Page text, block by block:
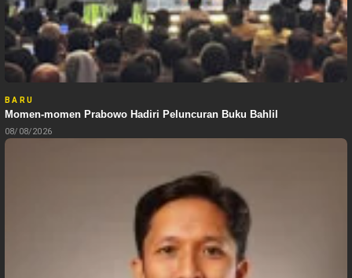
BARU
Momen-momen Prabowo Hadiri Peluncuran Buku Bahlil
08/08/2026